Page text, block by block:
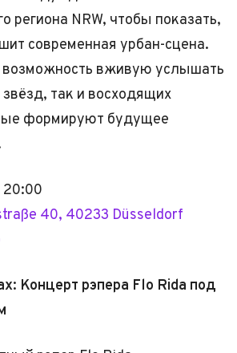
региона NRW, чтобы показать,
современная урбан-сцена.
возможность вживую услышать
так и восходящих
формируют будущее
20:00
40, 40233 Düsseldorf
Концерт рэпера Flo Rida под